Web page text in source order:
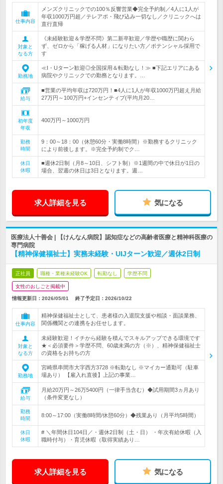
仕事内容
メンズクリニックでの100％反響営業◆完全予約制／4人に1人が
年収1000万円超／テレアポ・飛び込み一切なし／クリニックへは
直行直帰
対象と
なる方
《未経験歓迎＆学歴不問》第二新卒歓迎／学歴や職歴に関わら
ず、ゼロから「稼げる人材」になりたい方／ポテンシャル採用で
す
勤務地
≪I・Uターン歓迎◎全国採用＆転勤なし！≫ ■下記エリアにある
病院やクリニックでの勤務となります。…
給与
■営業の平均年収は720万円！■4人に1人が年収1000万円超え月給
27万円～100万円+インセンティブ(平均月20…
初年度
年収
400万円～1000万円
勤務
時間
9：00～18：00（休憩60分・実働8時間）※勤務するクリニック
により前後します。※完全予約制でク…
休日
休暇
■週休2日制（月8～10日、シフト制）※1週間の中で休日が1日の
場合、翌週の休日は3日となります。週…
求人詳細を見る 気になる
医療法人十善会 | 【けんなん病院】認知症などの高齢者医療と精神科医療の
専門病院
【精神保健福祉士】実務未経験・UIJターン歓迎／週休2日制
正社員 職種・業種未経験OK 転勤なし 学歴不問
女性のおしごと掲載中
情報更新日：2026/05/01 終了予定日： 2026/10/22
仕事内容
精神保健福祉士として、患者様の入退院支援や相談・面談業務、
関係機関との連携をお任せします。
対象と
なる方
未経験歓迎！イチから経験を積んでスキルアップできる環境です
★＜必須要件＞学歴不問、60歳未満の方（※）、精神保健福祉士
の資格をお持ちの方
勤務地
宮崎県串間市大字西方3728 ※転勤なし ※マイカー通勤可（駐車
場あり） 【雇入れ直後】上記の事業…
給与
月給20万円～26万5400円（一律手当含む）◆試用期間3ヵ月あり
（条件変更なし）
勤務
時間
8:00～17:00（実働8時間/休憩60分）◆残業あり（月平均5時間）
休日
休暇
# ＼年間休日104日／・週休2日制（土・日） ・年次有給休暇（入
職時付与）・育児休暇（取得実績あり…
求人詳細を見る 気になる